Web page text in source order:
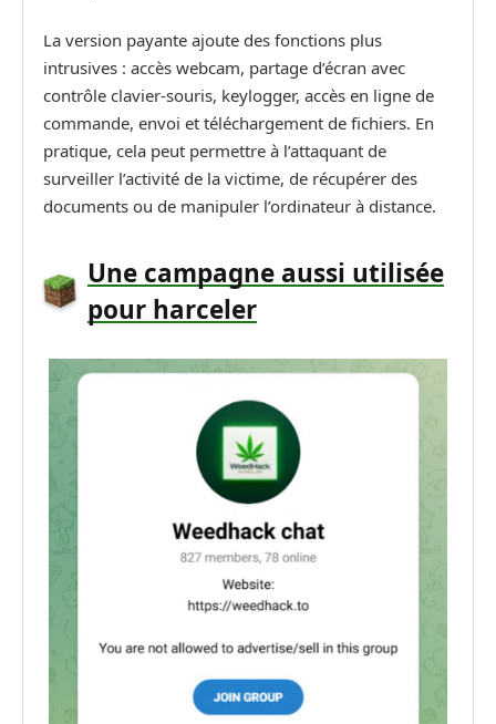
La version payante ajoute des fonctions plus
intrusives : accès webcam, partage d’écran avec
contrôle clavier-souris, keylogger, accès en ligne de
commande, envoi et téléchargement de fichiers. En
pratique, cela peut permettre à l’attaquant de
surveiller l’activité de la victime, de récupérer des
documents ou de manipuler l’ordinateur à distance.
Une campagne aussi utilisée
pour harceler